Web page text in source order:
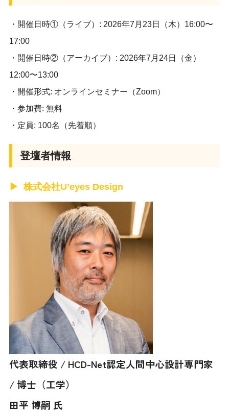
・開催日時①（ライブ）: 2026年7月23日（木）16:00〜
17:00
・開催日時②（アーカイブ）: 2026年7月24日（金）
12:00〜13:00
・開催形式: オンラインセミナー（Zoom）
・参加費: 無料
・定員: 100名（先着順）
登壇者情報
株式会社U’eyes Design
代表取締役 / HCD-Net認定人間中心設計専門家
/ 博士（工学）
田平 博嗣 氏